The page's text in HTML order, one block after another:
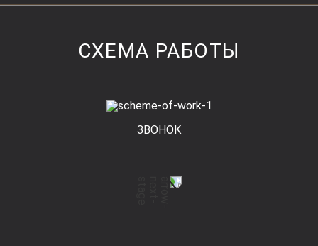
СХЕМА РАБОТЫ
ЗВОНОК